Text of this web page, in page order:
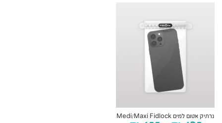
נרתיק אטום למים Medi/Maxi Fidlock